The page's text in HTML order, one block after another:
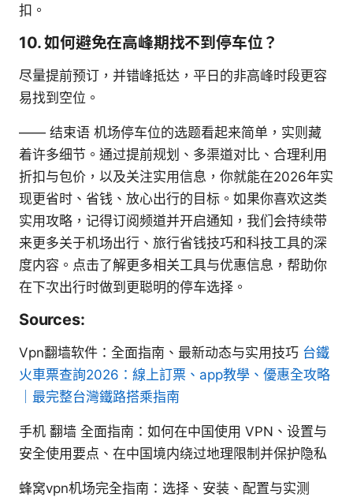
扣。
10. 如何避免在高峰期找不到停车位？
尽量提前预订，并错峰抵达，平日的非高峰时段更容
易找到空位。
—— 结束语 机场停车位的选题看起来简单，实则藏
着许多细节。通过提前规划、多渠道对比、合理利用
折扣与包价，以及关注实用信息，你就能在2026年实
现更省时、省钱、放心出行的目标。如果你喜欢这类
实用攻略，记得订阅频道并开启通知，我们会持续带
来更多关于机场出行、旅行省钱技巧和科技工具的深
度内容。点击了解更多相关工具与优惠信息，帮助你
在下次出行时做到更聪明的停车选择。
Sources:
Vpn翻墙软件：全面指南、最新动态与实用技巧 台鐵
火車票查詢2026：線上訂票、app教學、優惠全攻略
｜最完整台灣鐵路搭乘指南
手机 翻墙 全面指南：如何在中国使用 VPN、设置与
安全使用要点、在中国境内绕过地理限制并保护隐私
蜂窝vpn机场完全指南：选择、安装、配置与实测